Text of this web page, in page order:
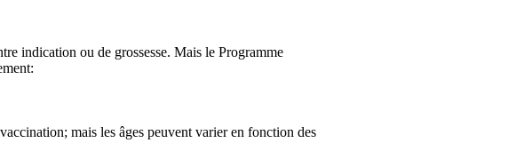
indication ou de grossesse. Mais le Programme
mais les âges peuvent varier en fonction des